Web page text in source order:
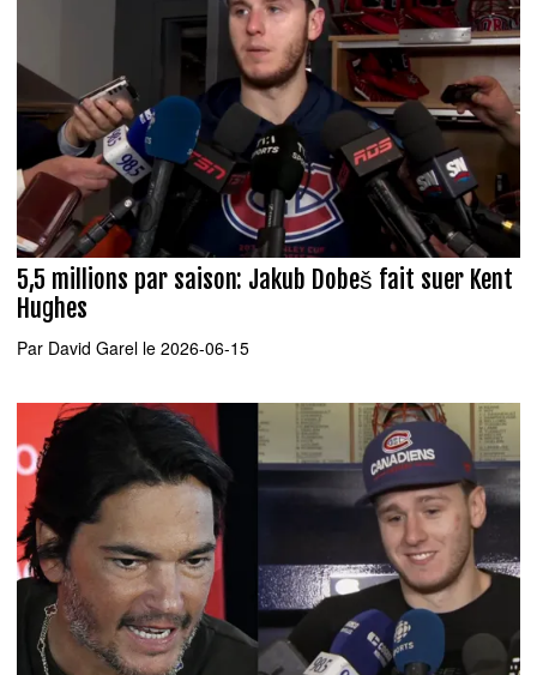
5,5 millions par saison: Jakub Dobeš fait suer Kent
Hughes
Par David Garel le 2026-06-15